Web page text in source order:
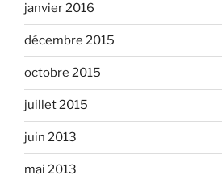
janvier 2016
décembre 2015
octobre 2015
juillet 2015
juin 2013
mai 2013